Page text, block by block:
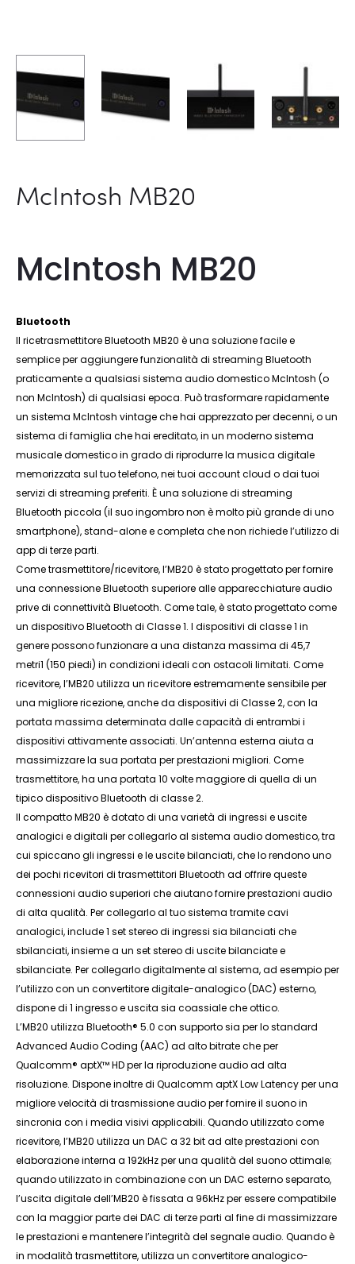
McIntosh MB20
McIntosh MB20
Bluetooth
Il ricetrasmettitore Bluetooth MB20 è una soluzione facile e
semplice per aggiungere funzionalità di streaming Bluetooth
praticamente a qualsiasi sistema audio domestico McIntosh (o
non McIntosh) di qualsiasi epoca. Può trasformare rapidamente
un sistema McIntosh vintage che hai apprezzato per decenni, o un
sistema di famiglia che hai ereditato, in un moderno sistema
musicale domestico in grado di riprodurre la musica digitale
memorizzata sul tuo telefono, nei tuoi account cloud o dai tuoi
servizi di streaming preferiti. È una soluzione di streaming
Bluetooth piccola (il suo ingombro non è molto più grande di uno
smartphone), stand-alone e completa che non richiede l’utilizzo di
app di terze parti.
Come trasmettitore/ricevitore, l’MB20 è stato progettato per fornire
una connessione Bluetooth superiore alle apparecchiature audio
prive di connettività Bluetooth. Come tale, è stato progettato come
un dispositivo Bluetooth di Classe 1. I dispositivi di classe 1 in
genere possono funzionare a una distanza massima di 45,7
metri1 (150 piedi) in condizioni ideali con ostacoli limitati. Come
ricevitore, l’MB20 utilizza un ricevitore estremamente sensibile per
una migliore ricezione, anche da dispositivi di Classe 2, con la
portata massima determinata dalle capacità di entrambi i
dispositivi attivamente associati. Un’antenna esterna aiuta a
massimizzare la sua portata per prestazioni migliori. Come
trasmettitore, ha una portata 10 volte maggiore di quella di un
tipico dispositivo Bluetooth di classe 2.
Il compatto MB20 è dotato di una varietà di ingressi e uscite
analogici e digitali per collegarlo al sistema audio domestico, tra
cui spiccano gli ingressi e le uscite bilanciati, che lo rendono uno
dei pochi ricevitori di trasmettitori Bluetooth ad offrire queste
connessioni audio superiori che aiutano fornire prestazioni audio
di alta qualità. Per collegarlo al tuo sistema tramite cavi
analogici, include 1 set stereo di ingressi sia bilanciati che
sbilanciati, insieme a un set stereo di uscite bilanciate e
sbilanciate. Per collegarlo digitalmente al sistema, ad esempio per
l’utilizzo con un convertitore digitale-analogico (DAC) esterno,
dispone di 1 ingresso e uscita sia coassiale che ottico.
L’MB20 utilizza Bluetooth® 5.0 con supporto sia per lo standard
Advanced Audio Coding (AAC) ad alto bitrate che per
Qualcomm® aptX™ HD per la riproduzione audio ad alta
risoluzione. Dispone inoltre di Qualcomm aptX Low Latency per una
migliore velocità di trasmissione audio per fornire il suono in
sincronia con i media visivi applicabili. Quando utilizzato come
ricevitore, l’MB20 utilizza un DAC a 32 bit ad alte prestazioni con
elaborazione interna a 192kHz per una qualità del suono ottimale;
quando utilizzato in combinazione con un DAC esterno separato,
l’uscita digitale dell’MB20 è fissata a 96kHz per essere compatibile
con la maggior parte dei DAC di terze parti al fine di massimizzare
le prestazioni e mantenere l’integrità del segnale audio. Quando è
in modalità trasmettitore, utilizza un convertitore analogico-